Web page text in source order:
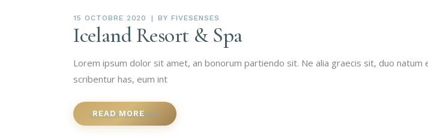
15 OCTOBRE 2020 BY FIVESENSES
Iceland Resort & Spa
Lorem ipsum dolor sit amet, an bonorum partiendo sit. Ne alia graecis sit, duo
scribentur has, eum int
READ MORE